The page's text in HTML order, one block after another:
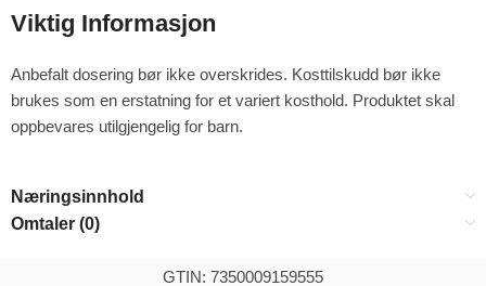
Viktig Informasjon
Anbefalt dosering bør ikke overskrides. Kosttilskudd bør ikke
brukes som en erstatning for et variert kosthold. Produktet skal
oppbevares utilgjengelig for barn.
Næringsinnhold
Omtaler (0)
GTIN: 7350009159555